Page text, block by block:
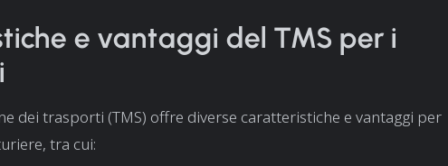
e vantaggi del TMS per i
dei trasporti (TMS) offre diverse caratteristiche e vantaggi per
tra cui: